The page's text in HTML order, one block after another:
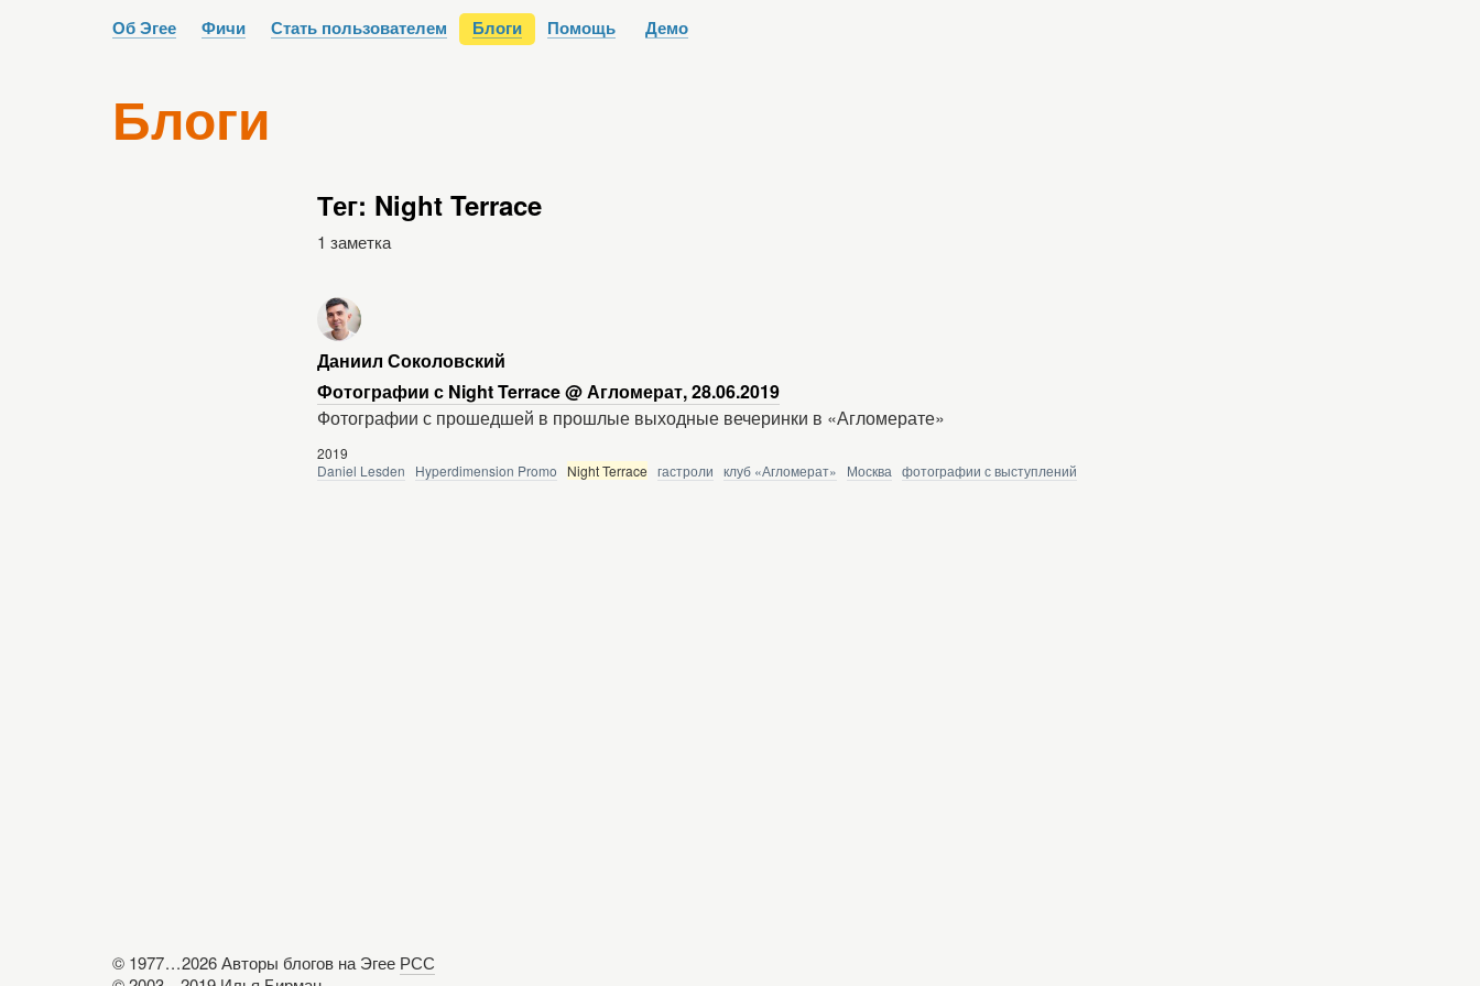
Об Эгее Фичи Стать пользователем Блоги Помощь Демо
Блоги
Тег: Night Terrace
1 заметка
Даниил Соколовский
Фотографии с Night Terrace @ Агломерат, 28.06.2019
Фотографии с прошедшей в прошлые выходные вечеринки в «Агломерате»
2019
Daniel Lesden
Hyperdimension Promo Night Terrace гастроли клуб «Агломерат» Москва фотографии с выступлений
© 1977...2026 Авторы блогов на Эгее РСС